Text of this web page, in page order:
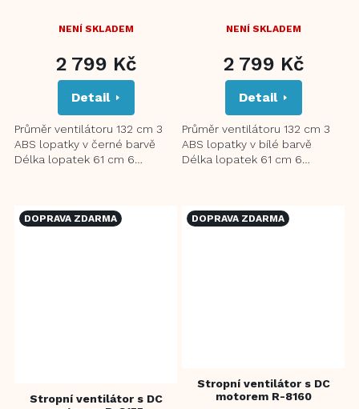
NENÍ SKLADEM
2 799 Kč
Detail
Průměr ventilátoru 132 cm 3
ABS lopatky v černé barvě
Délka lopatek 61 cm 6
NENÍ SKLADEM
2 799 Kč
Detail
Průměr ventilátoru 132 cm 3
ABS lopatky v bílé barvě
Délka lopatek 61 cm 6
DOPRAVA ZDARMA
Stropní ventilátor s DC
DOPRAVA ZDARMA
Stropní ventilátor s DC
motorem R-8160